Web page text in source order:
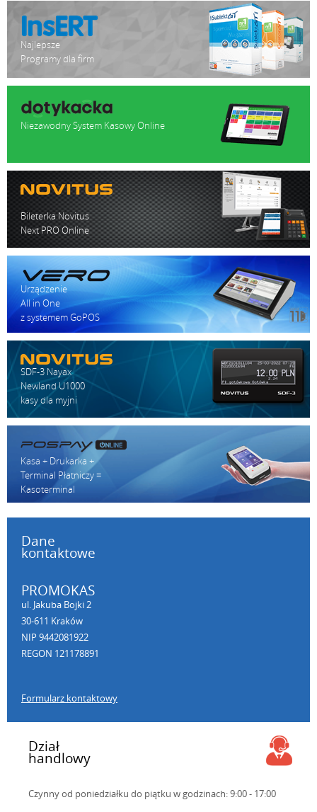
Najlepsze
Programy dla firm
Niezawodny System Kasowy Online
Bileterka Novitus
Next PRO Online
Urządzenie
All in One
z systemem GoPOS
SDF-3 Nayax
Newland U1000
kasy dla myjni
Kasa + Drukarka +
Terminal Płatniczy =
Kasoterminal
Dane
kontaktowe
PROMOKAS
ul. Jakuba Bojki 2
30-611 Kraków
NIP 9442081922
REGON 121178891
Formularz kontaktowy
Dział
handlowy
Czynny od poniedziałku do piątku w godzinach: 9:00 - 17:00